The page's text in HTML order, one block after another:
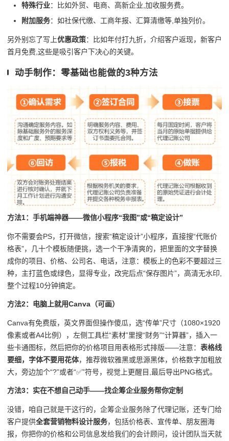
特殊行业：比如外贸、电商、高新企业,加收服务费。
附加服务：如社保代缴、工商年报、汇算清缴等,单独列价。
另外别忘了写上优惠政策：比如年付打九折，介绍客户返现，新客户
首月免费,这些是吸引客户下决心的关键。
动手制作：零基础也能做的3种方法
方法1：手机端神器——微信小程序“我图”或“稿定设计”
你不需要会PS，打开微信，搜索“稿定设计”小程序，直接搜“代账价
格表”，几十个模板随便挑，选一个干净清爽的，把里面的文字替换
成你的项目、价格、公司名、电话，注意：模板上的色彩不要超过三
种，主打蓝色或绿色，显得专业，改完后点“保存图片”，高清无水印,
整个过程10分钟搞定。
方法2：电脑上就用Canva（可画）
Canva有免费版，英文界面但操作傻瓜，选“传单”尺寸（1080×1920
像素或者A4比例），左侧工具栏“素材”里搜“财务”“计算器”，插入一
些卡通图标，然后把你的价格项目用表格形式排版——注意： 表格线
要细，字体不要用花体，推荐微软雅黑或思源黑体，价格数字加粗放
大，旁边加个“?”或者“✅”符号，视觉上更醒目,最后导出PNG格式。
方法3：实在不想自己动手——找企筹企业服务帮你定制
没错，咱自己就是干这行的，企筹企业服务除了代理记账，还专门给
客户提供全套营销物料设计服务，包括价格表、宣传单、朋友圈海
报，你把你的价格和公司信息发给我们的会计顾问，设计团队当天就